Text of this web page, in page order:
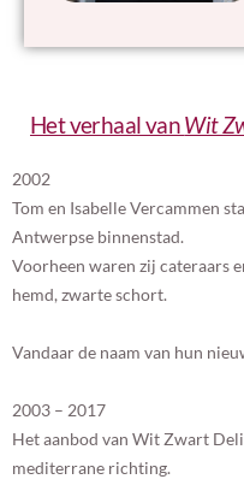
Het verhaal vanWit
2002
Tom en Isabelle Vercammen
Antwerpse binnenstad.
Voorheen waren zij cateraars
hemd, zwarte schort.
Vandaar de naam van hun
2003 – 2017
Het aanbod van Wit Zwart
mediterrane richting.